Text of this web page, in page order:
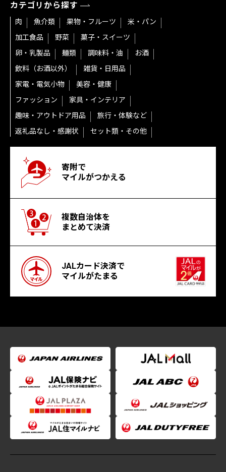
カテゴリから探す
肉 魚介類 果物・フルーツ
米・パン
加工食品
野菜
菓子・スイーツ
卵・乳製品
麺類 調味料・油
お酒
飲料（お酒以外）
雑貨・日用品
家電・電気小物
美容・健康
ファッション
家具・インテリア
趣味・アウトドア用品
旅行・体験など
返礼品なし・感謝状
セット類・その他
寄附で
マイルがつかえる
複数自治体を
まとめて決済
JALカード決済で
マイルがたまる